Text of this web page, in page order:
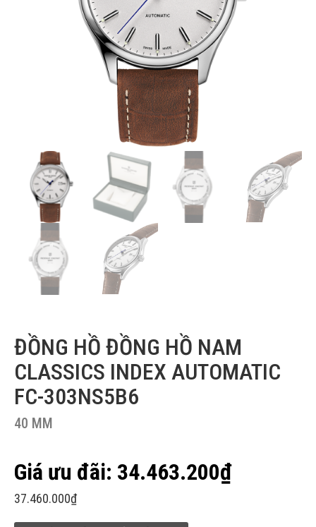
ĐỒNG HỒ ĐỒNG HỒ NAM
CLASSICS INDEX AUTOMATIC
FC-303NS5B6
40 MM
37.460.000₫
34.463.200₫